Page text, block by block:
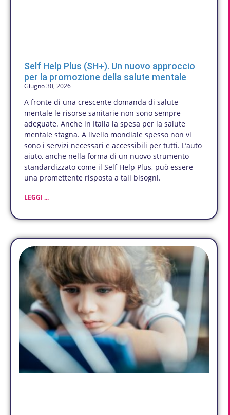
Self Help Plus (SH+). Un nuovo approccio
per la promozione della salute mentale
Giugno 30, 2026
A fronte di una crescente domanda di salute
mentale le risorse sanitarie non sono sempre
adeguate. Anche in Italia la spesa per la salute
mentale stagna. A livello mondiale spesso non vi
sono i servizi necessari e accessibili per tutti. L’auto
aiuto, anche nella forma di un nuovo strumento
standardizzato come il Self Help Plus, può essere
una promettente risposta a tali bisogni.
LEGGI ...